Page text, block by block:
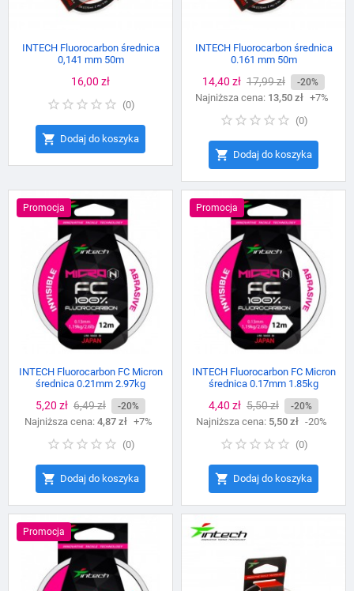
INTECH Fluorocarbon średnica
0,141 mm 50m
Cena
16,00 zł
(0)
 Dodaj do koszyka
INTECH Fluorocarbon średnica
0.161 mm 50m
Cena
14,40 zł Cena
podstawowa
17,99 zł -20%
Najniższa cena: 13,50 zł +7%
(0)
 Dodaj do koszyka
Promocja
INTECH Fluorocarbon FC Micron
średnica 0.21mm 2.97kg
Cena
5,20 zł Cena
podstawowa
6,49 zł -20%
Najniższa cena: 4,87 zł +7%
(0)
 Dodaj do koszyka
Promocja
INTECH Fluorocarbon FC Micron
średnica 0.17mm 1.85kg
Cena
4,40 zł Cena
podstawowa
5,50 zł -20%
Najniższa cena: 5,50 zł -20%
(0)
 Dodaj do koszyka
Promocja